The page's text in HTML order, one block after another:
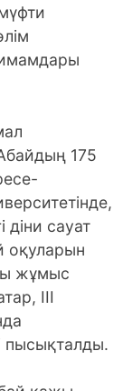
175
діни сауат
оқуларын
жұмыс
ІІІ
пысықталды.